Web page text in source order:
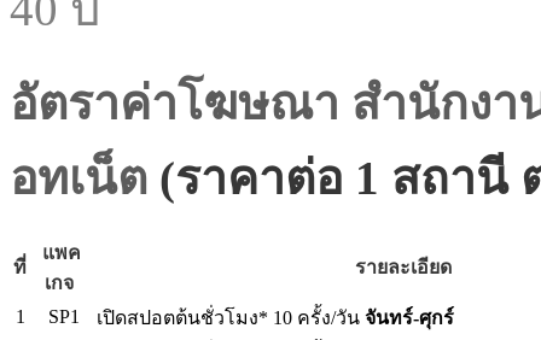
อัตราค่าโฆษณา สำนักงา
อทเน็ต (ราคาต่อ 1 สถานี
ที่
แพค
เกจ
รายละเอียด
1 SP1 เปิดสปอตต้นชั่วโมง* 10 ครั้ง/วัน จันทร์-ศุกร์